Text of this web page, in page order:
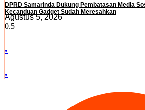
DPRD Samarinda Dukung Pembatasan Media
Kecanduan Gadget Sudah Meresahkan
Agustus 5, 2026
.
.